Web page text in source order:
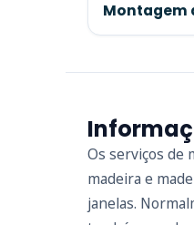
Montagem
Os serviços de
madeira e
janelas.